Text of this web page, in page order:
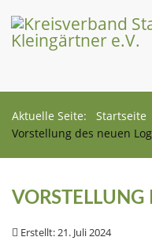
Aktuelle Seite:
Startseite
Vorstellung des neuen
VORSTELLUNG
Erstellt: 21. Juli 2024